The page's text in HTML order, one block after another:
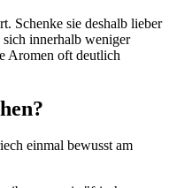
Schenke sie deshalb lieber
innerhalb weniger
Aromen oft deutlich
einmal bewusst am